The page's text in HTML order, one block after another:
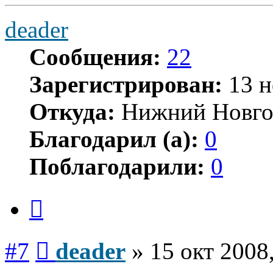
deader
Сообщения: 22
Зарегистрирован: 13
Откуда: Нижний
Благодарил (а): 0
Поблагодарили: 0
#7 deader » 15 окт